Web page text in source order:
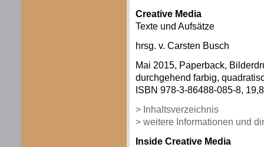
Creative Media
Texte und Aufsätze
hrsg. v. Carsten Busch
Mai 2015, Paperback,
durchgehend farbig,
ISBN 978-3-86488-085-8,
> Inhaltsverzeichnis
> weitere Informationen und
Inside Creative Media